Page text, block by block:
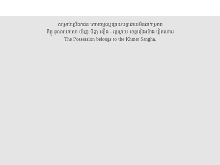
សម្រាប់ប្រើឯកជន ហាមចម្លងឬផ្សាយបន្តដោយមិនដាក់ប្រភព
ភិក្ខុ គុណឃោសោ យ័ញ មិញ គឿង - វត្តស្វាយ ខេត្តគៀងយ៉ាង វៀតណាម
The Possession belongs to the Khmer Sangha.